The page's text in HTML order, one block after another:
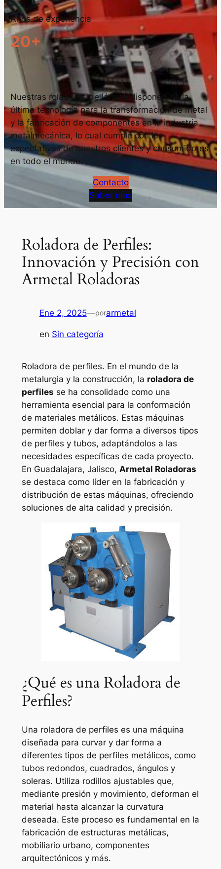
Años de experiencia
20+
Nuestras roladoras de lámina disponen de la
última tecnología para la transformación de metal
y la fabricación de componentes en la industria
metalmecánica, lo cual cumple con las
expectativas de nuestros clientes y consumidores
en todo el mundo.
Contacto
Saber más
Roladora de Perfiles:
Innovación y Precisión con
Armetal Roladoras
Ene 2, 2025—porarmetal
en Sin categoría
Roladora de perfiles. En el mundo de la
metalurgia y la construcción, la roladora de
perfiles se ha consolidado como una
herramienta esencial para la conformación
de materiales metálicos. Estas máquinas
permiten doblar y dar forma a diversos tipos
de perfiles y tubos, adaptándolos a las
necesidades específicas de cada proyecto.
En Guadalajara, Jalisco, Armetal Roladoras
se destaca como líder en la fabricación y
distribución de estas máquinas, ofreciendo
soluciones de alta calidad y precisión.
¿Qué es una Roladora de
Perfiles?
Una roladora de perfiles es una máquina
diseñada para curvar y dar forma a
diferentes tipos de perfiles metálicos, como
tubos redondos, cuadrados, ángulos y
soleras. Utiliza rodillos ajustables que,
mediante presión y movimiento, deforman el
material hasta alcanzar la curvatura
deseada. Este proceso es fundamental en la
fabricación de estructuras metálicas,
mobiliario urbano, componentes
arquitectónicos y más.